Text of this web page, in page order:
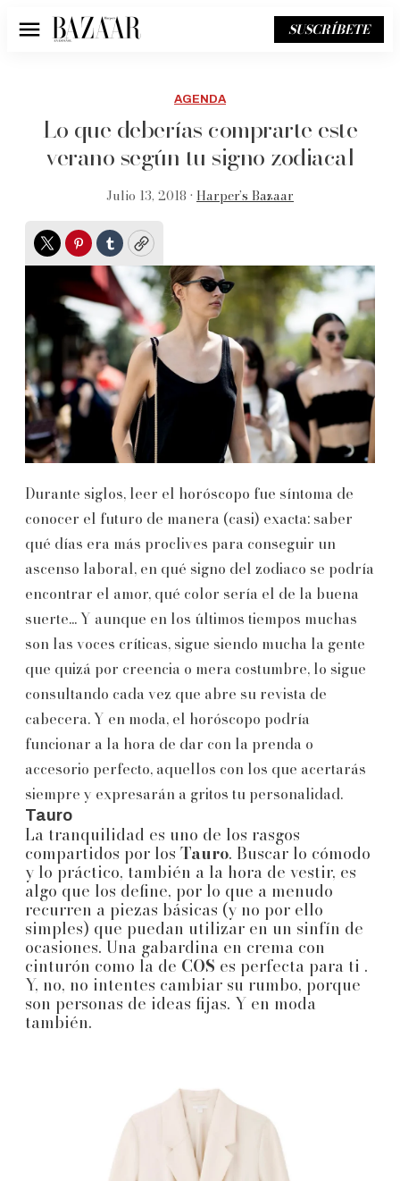
Menú SUSCRÍBETE
AGENDA
Lo que deberías comprarte este
verano según tu signo zodiacal
Julio 13, 2018 • Harper’s Bazaar
TwitterPinterest
TumblrCopy
Durante siglos, leer el horóscopo fue síntoma de
conocer el futuro de manera (casi) exacta: saber
qué días era más proclives para conseguir un
ascenso laboral, en qué signo del zodiaco se podría
encontrar el amor, qué color sería el de la buena
suerte... Y aunque en los últimos tiempos muchas
son las voces críticas, sigue siendo mucha la gente
que quizá por creencia o mera costumbre, lo sigue
consultando cada vez que abre su revista de
cabecera. Y en moda, el horóscopo podría
funcionar a la hora de dar con la prenda o
accesorio perfecto, aquellos con los que acertarás
siempre y expresarán a gritos tu personalidad.
Tauro
La tranquilidad es uno de los rasgos
compartidos por los Tauro. Buscar lo cómodo
y lo práctico, también a la hora de vestir, es
algo que los define, por lo que a menudo
recurren a piezas básicas (y no por ello
simples) que puedan utilizar en un sinfín de
ocasiones. Una gabardina en crema con
cinturón como la de COS es perfecta para ti .
Y, no, no intentes cambiar su rumbo, porque
son personas de ideas fijas. Y en moda
también.